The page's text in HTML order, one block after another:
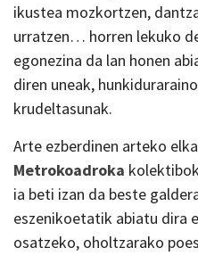
ikustea mozkortzen,
urratzen… horren lekuko
egonezina da lan honen
diren uneak,
krudeltasunak.
Arte ezberdinen arteko
Metrokoadroka
ia beti izan da beste
eszenikoetatik abiatu dira
osatzeko, oholtzarako